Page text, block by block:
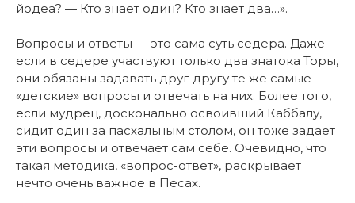
йодеа? — Кто знает один? Кто знает два…».
Вопросы и ответы — это сама суть седера. Даже
если в седере участвуют только два знатока Торы,
они обязаны задавать друг другу те же самые
«детские» вопросы и отвечать на них. Более того,
если мудрец, досконально освоивший Каббалу,
сидит один за пасхальным столом, он тоже задает
эти вопросы и отвечает сам себе. Очевидно, что
такая методика, «вопрос-ответ», раскрывает
нечто очень важное в Песах.